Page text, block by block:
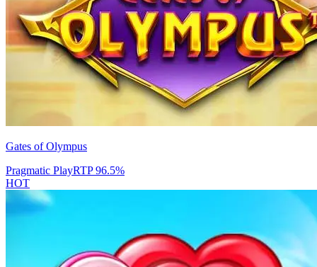
Gates of Olympus
Pragmatic PlayRTP96.5%
HOT